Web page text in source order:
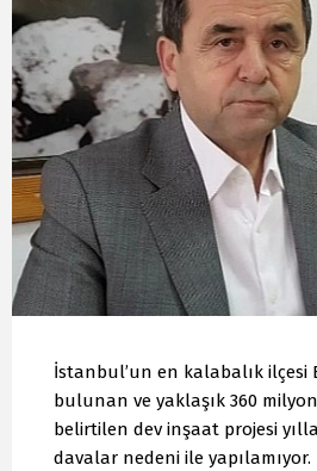
İstanbul’un en kalabalık ilçesi
bulunan ve yaklaşık 360
belirtilen dev inşaat projesi
davalar nedeni ile yapılamıyor.